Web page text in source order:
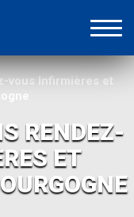
vous Infirmières et
RENDEZ-
ET